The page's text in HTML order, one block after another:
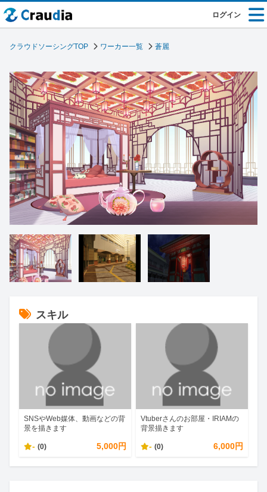
ログイン
クラウドソーシングTOP ワーカー一覧 蒼麗
スキル
SNSやWeb媒体、動画などの背
景を描きます
- (0) 5,000円
Vtuberさんのお部屋・IRIAMの
背景描きます
- (0) 6,000円